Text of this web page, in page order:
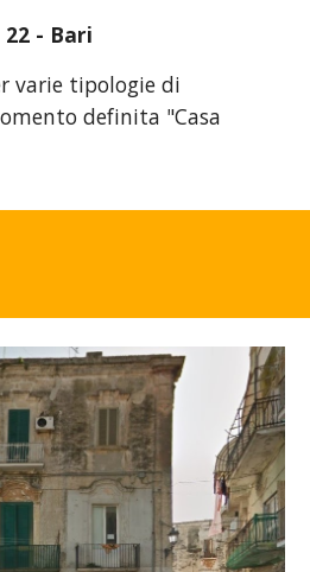
- Bari
varie tipologie di
definita "Casa